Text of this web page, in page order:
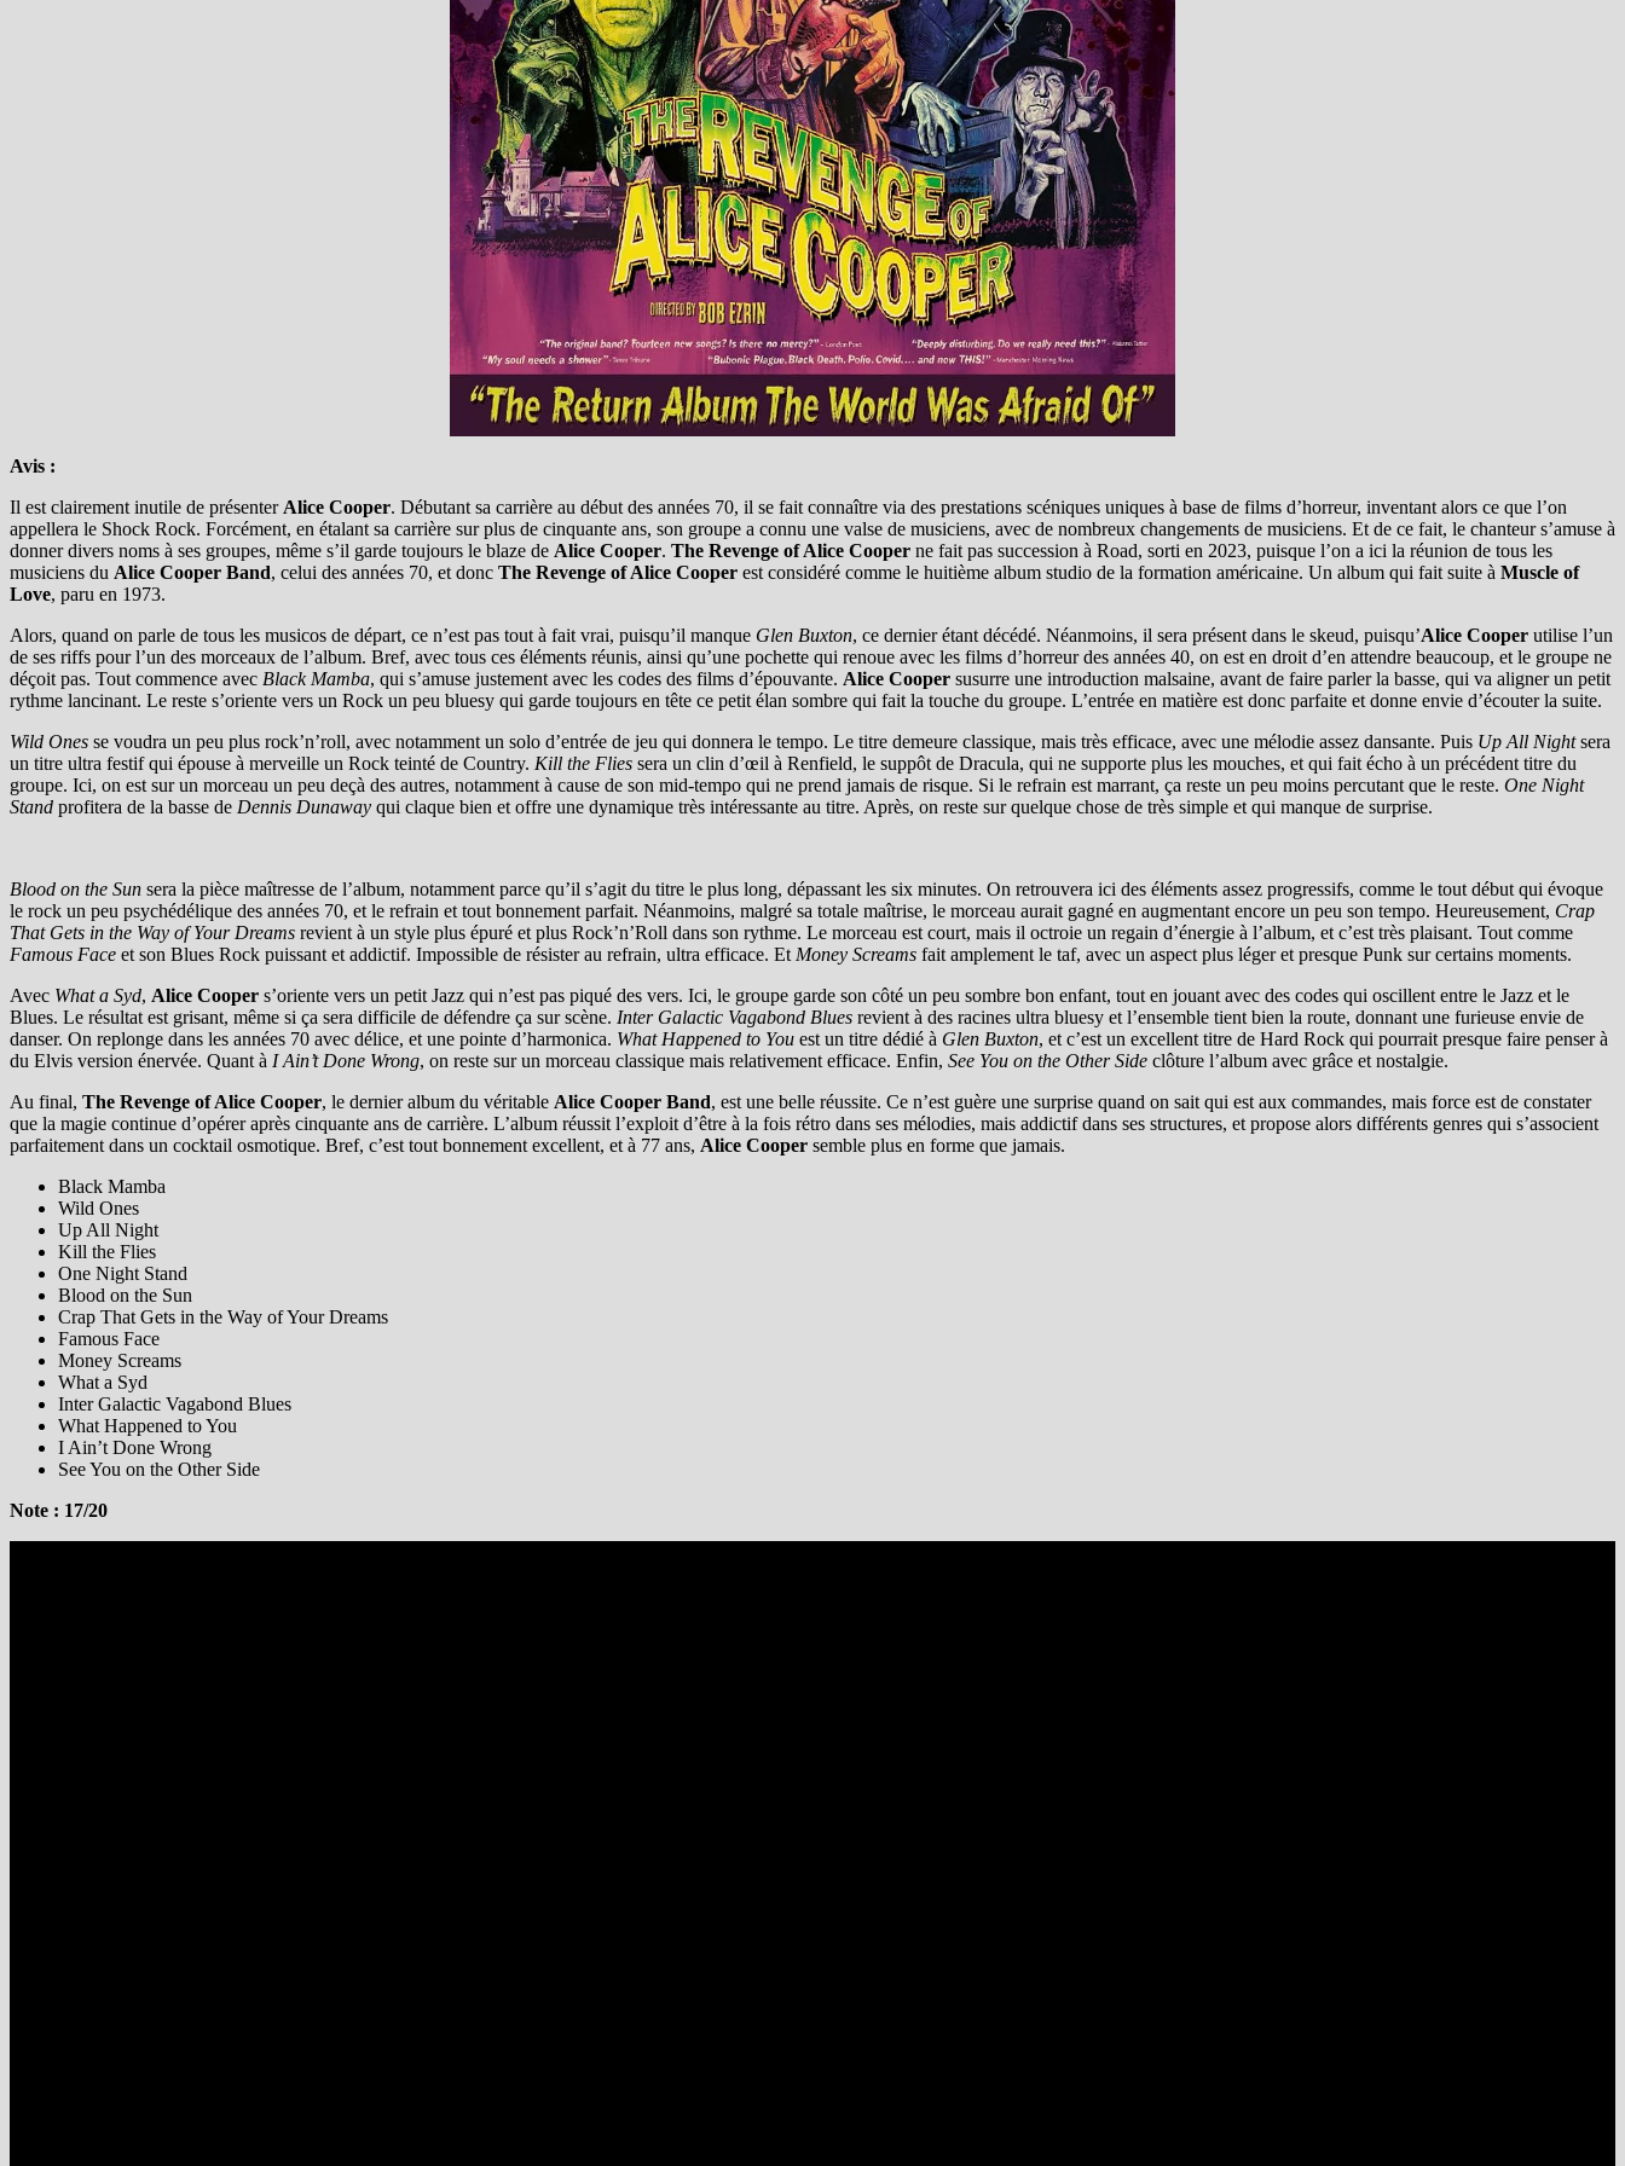
Avis :
Il est clairement inutile de présenter Alice Cooper. Débutant sa carrière au début des années 70, il se fait connaître via des prestations scéniques uniques à base de films d’horreur, inventant alors ce que l’on
appellera le Shock Rock. Forcément, en étalant sa carrière sur plus de cinquante ans, son groupe a connu une valse de musiciens, avec de nombreux changements de musiciens. Et de ce fait, le chanteur s’amuse à
donner divers noms à ses groupes, même s’il garde toujours le blaze de Alice Cooper. The Revenge of Alice Cooper ne fait pas succession à Road, sorti en 2023, puisque l’on a ici la réunion de tous les
musiciens du Alice Cooper Band, celui des années 70, et donc The Revenge of Alice Cooper est considéré comme le huitième album studio de la formation américaine. Un album qui fait suite à Muscle of
Love, paru en 1973.
Alors, quand on parle de tous les musicos de départ, ce n’est pas tout à fait vrai, puisqu’il manque Glen Buxton, ce dernier étant décédé. Néanmoins, il sera présent dans le skeud, puisqu’Alice Cooper utilise l’un
de ses riffs pour l’un des morceaux de l’album. Bref, avec tous ces éléments réunis, ainsi qu’une pochette qui renoue avec les films d’horreur des années 40, on est en droit d’en attendre beaucoup, et le groupe ne
déçoit pas. Tout commence avec Black Mamba, qui s’amuse justement avec les codes des films d’épouvante. Alice Cooper susurre une introduction malsaine, avant de faire parler la basse, qui va aligner un petit
rythme lancinant. Le reste s’oriente vers un Rock un peu bluesy qui garde toujours en tête ce petit élan sombre qui fait la touche du groupe. L’entrée en matière est donc parfaite et donne envie d’écouter la suite.
Wild Ones se voudra un peu plus rock’n’roll, avec notamment un solo d’entrée de jeu qui donnera le tempo. Le titre demeure classique, mais très efficace, avec une mélodie assez dansante. Puis Up All Nightsera
un titre ultra festif qui épouse à merveille un Rock teinté de Country. Kill the Flies sera un clin d’œil à Renfield, le suppôt de Dracula, qui ne supporte plus les mouches, et qui fait écho à un précédent titre du
groupe. Ici, on est sur un morceau un peu deçà des autres, notamment à cause de son mid-tempo qui ne prend jamais de risque. Si le refrain est marrant, ça reste un peu moins percutant que le reste. One Night
Stand profitera de la basse de Dennis Dunaway qui claque bien et offre une dynamique très intéressante au titre. Après, on reste sur quelque chose de très simple et qui manque de surprise.
Blood on the Sun sera la pièce maîtresse de l’album, notamment parce qu’il s’agit du titre le plus long, dépassant les six minutes. On retrouvera ici des éléments assez progressifs, comme le tout début qui évoque
le rock un peu psychédélique des années 70, et le refrain et tout bonnement parfait. Néanmoins, malgré sa totale maîtrise, le morceau aurait gagné en augmentant encore un peu son tempo. Heureusement, Crap
That Gets in the Way of Your Dreams revient à un style plus épuré et plus Rock’n’Roll dans son rythme. Le morceau est court, mais il octroie un regain d’énergie à l’album, et c’est très plaisant. Tout comme
Famous Face et son Blues Rock puissant et addictif. Impossible de résister au refrain, ultra efficace. Et Money Screams fait amplement le taf, avec un aspect plus léger et presque Punk sur certains moments.
Avec What a Syd, Alice Cooper s’oriente vers un petit Jazz qui n’est pas piqué des vers. Ici, le groupe garde son côté un peu sombre bon enfant, tout en jouant avec des codes qui oscillent entre le Jazz et le
Blues. Le résultat est grisant, même si ça sera difficile de défendre ça sur scène. Inter Galactic Vagabond Blues revient à des racines ultra bluesy et l’ensemble tient bien la route, donnant une furieuse envie de
danser. On replonge dans les années 70 avec délice, et une pointe d’harmonica. What Happened to You est un titre dédié à Glen Buxton, et c’est un excellent titre de Hard Rock qui pourrait presque faire penser à
du Elvis version énervée. Quant à I Ain’t Done Wrong, on reste sur un morceau classique mais relativement efficace. Enfin, See You on the Other Side clôture l’album avec grâce et nostalgie.
Au final, The Revenge of Alice Cooper, le dernier album du véritable Alice Cooper Band, est une belle réussite. Ce n’est guère une surprise quand on sait qui est aux commandes, mais force est de constater
que la magie continue d’opérer après cinquante ans de carrière. L’album réussit l’exploit d’être à la fois rétro dans ses mélodies, mais addictif dans ses structures, et propose alors différents genres qui s’associent
parfaitement dans un cocktail osmotique. Bref, c’est tout bonnement excellent, et à 77 ans, Alice Cooper semble plus en forme que jamais.
Black Mamba
Wild Ones
Up All Night
Kill the Flies
One Night Stand
Blood on the Sun
Crap That Gets in the Way of Your Dreams
Famous Face
Money Screams
What a Syd
Inter Galactic Vagabond Blues
What Happened to You
I Ain’t Done Wrong
See You on the Other Side
Note : 17/20